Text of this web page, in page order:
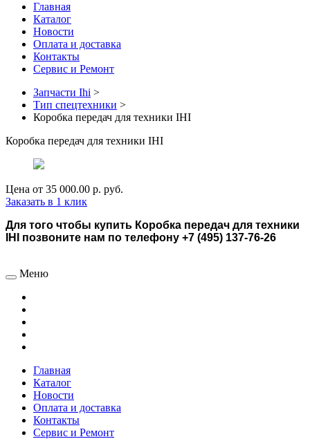
Главная
Каталог
Новости
Оплата и доставка
Контакты
Сервис и Ремонт
Запчасти Ihi >
Тип спецтехники >
Коробка передач для техники IHI
Коробка передач для техники IHI
Цена от 35 000.00 р. руб.
Заказать в 1 клик
Для того чтобы купить Коробка передач для техники
IHI позвоните нам по телефону +7 (495) 137-76-26
Меню
Главная
Каталог
Новости
Оплата и доставка
Контакты
Сервис и Ремонт